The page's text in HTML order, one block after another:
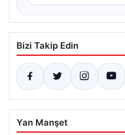
Bizi Takip Edin
Yan Manşet